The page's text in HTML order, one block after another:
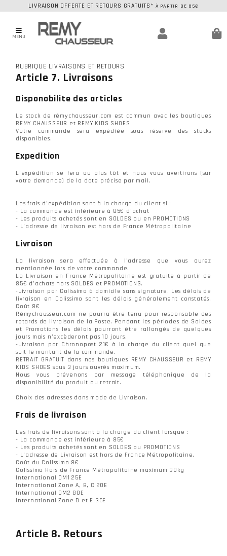
LIVRAISON OFFERTE ET RETOURS GRATUITS* À PARTIR DE 85€
MENU
RUBRIQUE LIVRAISONS ET RETOURS
Article 7. Livraisons
Disponobilite des articles
Le stock de rémychausseur.com est commun avec les boutiques
REMY CHAUSSEUR et REMY KIDS SHOES
Votre commande sera expédiée sous réserve des stocks
disponibles.
Expedition
L’expédition se fera au plus tôt et nous vous avertirons (sur
votre demande) de la date précise par mail.
Les frais d’expédition sont à la charge du client si :
- La commande est inférieure à 85€ d’achat
- Les produits achetés sont en SOLDES ou en PROMOTIONS
- L’adresse de livraison est hors de France Métropolitaine
Livraison
La livraison sera effectuée à l’adresse que vous aurez
mentionnée lors de votre commande.
La Livraison en France Métropolitaine est gratuite à partir de
85€ d’achats hors SOLDES et PROMOTIONS.
-Livraison par Colissimo à domicile sans signature. Les délais de
livraison en Colissimo sont les délais généralement constatés.
Coût 8€
Rémychausseur.com ne pourra être tenu pour responsable des
retards de livraison de la Poste. Pendant les périodes de Soldes
et Promotions les délais pourront être rallongés de quelques
jours mais n’excèderont pas 10 jours.
-Livraison par Chronopost 21€ à la charge du client quel que
soit le montant de la commande.
RETRAIT GRATUIT dans nos boutiques REMY CHAUSSEUR et REMY
KIDS SHOES sous 3 jours ouvrés maximum.
Nous vous prévenons par message téléphonique de la
disponibilité du produit au retrait.
Choix des adresses dans mode de Livraison.
Frais de livraison
Les frais de livraisons sont à la charge du client lorsque :
- La commande est inférieure à 85€
- Les produits achetés sont en SOLDES ou PROMOTIONS
- L’adresse de Livraison est hors de France Métropolitaine.
Coût du Colissimo 8€
Colissimo Hors de France Métropolitaine maximum 30kg
International OM1 25E
International Zone A, B, C 20E
International OM2 80E
International Zone D et E 35E
Article 8. Retours